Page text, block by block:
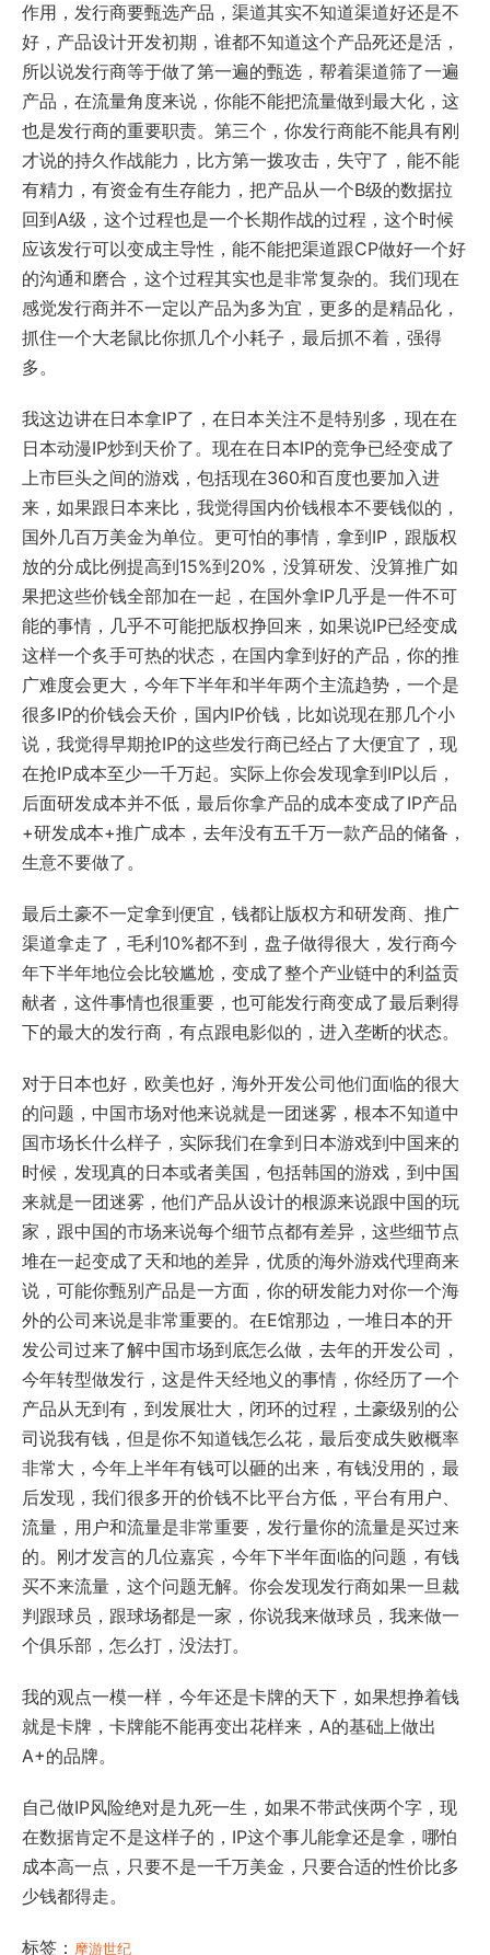
作用，发行商要甄选产品，渠道其实不知道渠道好还是不
好，产品设计开发初期，谁都不知道这个产品死还是活，
所以说发行商等于做了第一遍的甄选，帮着渠道筛了一遍
产品，在流量角度来说，你能不能把流量做到最大化，这
也是发行商的重要职责。第三个，你发行商能不能具有刚
才说的持久作战能力，比方第一拨攻击，失守了，能不能
有精力，有资金有生存能力，把产品从一个B级的数据拉
回到A级，这个过程也是一个长期作战的过程，这个时候
应该发行可以变成主导性，能不能把渠道跟CP做好一个好
的沟通和磨合，这个过程其实也是非常复杂的。我们现在
感觉发行商并不一定以产品为多为宜，更多的是精品化，
抓住一个大老鼠比你抓几个小耗子，最后抓不着，强得
多。
我这边讲在日本拿IP了，在日本关注不是特别多，现在在
日本动漫IP炒到天价了。现在在日本IP的竞争已经变成了
上市巨头之间的游戏，包括现在360和百度也要加入进
来，如果跟日本来比，我觉得国内价钱根本不要钱似的，
国外几百万美金为单位。更可怕的事情，拿到IP，跟版权
放的分成比例提高到15%到20%，没算研发、没算推广如
果把这些价钱全部加在一起，在国外拿IP几乎是一件不可
能的事情，几乎不可能把版权挣回来，如果说IP已经变成
这样一个炙手可热的状态，在国内拿到好的产品，你的推
广难度会更大，今年下半年和半年两个主流趋势，一个是
很多IP的价钱会天价，国内IP价钱，比如说现在那几个小
说，我觉得早期抢IP的这些发行商已经占了大便宜了，现
在抢IP成本至少一千万起。实际上你会发现拿到IP以后，
后面研发成本并不低，最后你拿产品的成本变成了IP产品
+研发成本+推广成本，去年没有五千万一款产品的储备，
生意不要做了。
最后土豪不一定拿到便宜，钱都让版权方和研发商、推广
渠道拿走了，毛利10%都不到，盘子做得很大，发行商今
年下半年地位会比较尴尬，变成了整个产业链中的利益贡
献者，这件事情也很重要，也可能发行商变成了最后剩得
下的最大的发行商，有点跟电影似的，进入垄断的状态。
对于日本也好，欧美也好，海外开发公司他们面临的很大
的问题，中国市场对他来说就是一团迷雾，根本不知道中
国市场长什么样子，实际我们在拿到日本游戏到中国来的
时候，发现真的日本或者美国，包括韩国的游戏，到中国
来就是一团迷雾，他们产品从设计的根源来说跟中国的玩
家，跟中国的市场来说每个细节点都有差异，这些细节点
堆在一起变成了天和地的差异，优质的海外游戏代理商来
说，可能你甄别产品是一方面，你的研发能力对你一个海
外的公司来说是非常重要的。在E馆那边，一堆日本的开
发公司过来了解中国市场到底怎么做，去年的开发公司，
今年转型做发行，这是件天经地义的事情，你经历了一个
产品从无到有，到发展壮大，闭环的过程，土豪级别的公
司说我有钱，但是你不知道钱怎么花，最后变成失败概率
非常大，今年上半年有钱可以砸的出来，有钱没用的，最
后发现，我们很多开的价钱不比平台方低，平台有用户、
流量，用户和流量是非常重要，发行量你的流量是买过来
的。刚才发言的几位嘉宾，今年下半年面临的问题，有钱
买不来流量，这个问题无解。你会发现发行商如果一旦裁
判跟球员，跟球场都是一家，你说我来做球员，我来做一
个俱乐部，怎么打，没法打。
我的观点一模一样，今年还是卡牌的天下，如果想挣着钱
就是卡牌，卡牌能不能再变出花样来，A的基础上做出
A+的品牌。
自己做IP风险绝对是九死一生，如果不带武侠两个字，现
在数据肯定不是这样子的，IP这个事儿能拿还是拿，哪怕
成本高一点，只要不是一千万美金，只要合适的性价比多
少钱都得走。
标签： 摩游世纪